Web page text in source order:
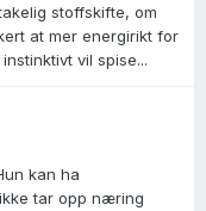
stoffskifte, om
at mer energirikt for
vil spise...
kan ha
tar opp næring